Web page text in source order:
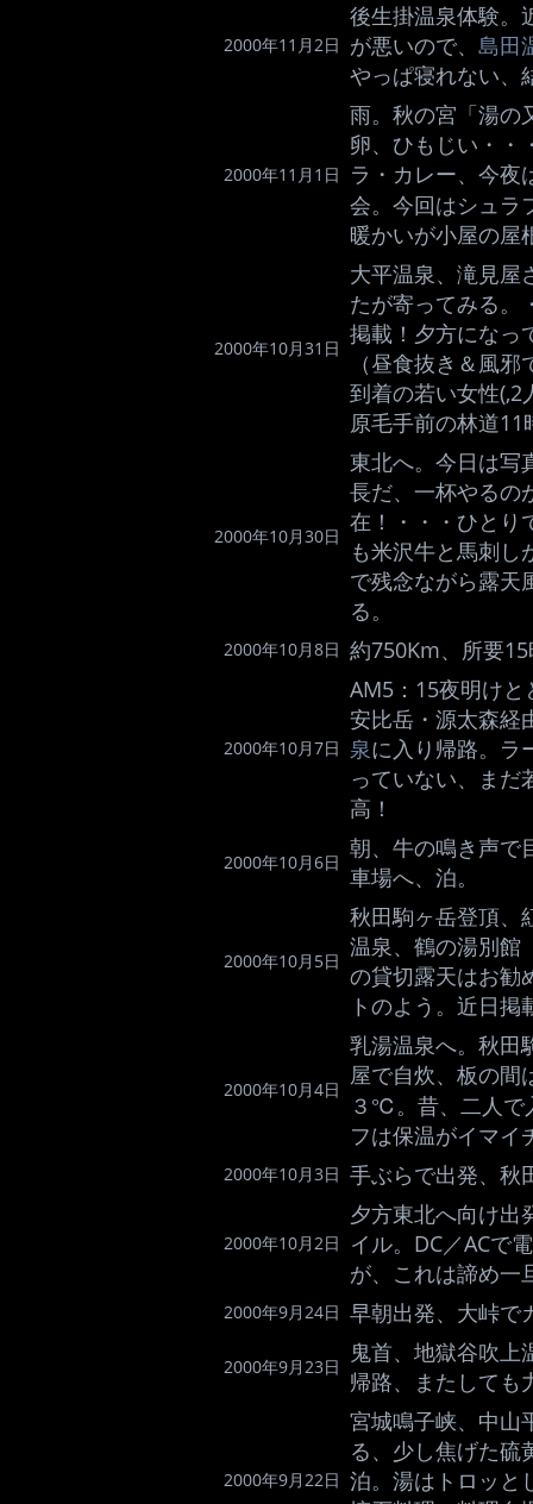
2000年11月2日
後生掛温泉体験。
が悪いので、 島田
やっぱ寝れない、
2000年11月1日
雨。秋の宮「湯の
卵、ひもじい・・
ラ・カレー、今夜
会。今回はシュ
暖かいが小屋の屋
2000年10月31日
大平温泉、滝見屋
たが寄ってみる。
掲載！夕方になっ
（昼食抜き＆風
到着の若い女性(,2
原毛手前の林道11
2000年10月30日
東北へ。今日は写
長だ、一杯やるの
在！・・・ひとり
も米沢牛と馬刺し
で残念ながら露天
る。
2000年10月8日 約750Km、所要
2000年10月7日
AM5：15夜明け
安比岳・源太森経
泉に入り帰路。ラ
っていない、まだ
高！
2000年10月6日
朝、牛の鳴き声で
車場へ、泊。
2000年10月5日
秋田駒ヶ岳登頂、
温泉、鶴の湯別館
の貸切露天はお勧
トのよう。近日
2000年10月4日
乳湯温泉へ。秋田
屋で自炊、板の間
３℃。昔、二人で
フは保温がイマイ
2000年10月3日 手ぶらで出発、秋
2000年10月2日
夕方東北へ向け出
イル。DC／ACで
が、これは諦め一
2000年9月24日 早朝出発、大峠で
2000年9月23日
鬼首、地獄谷吹上
帰路、またしても
2000年9月22日
宮城鳴子峡、中山
る、少し焦げた硫
泊。湯はトロッと